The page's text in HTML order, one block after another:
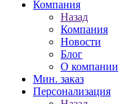
Компания
Назад
Компания
Новости
Блог
О компании
Мин. заказ
Персонализация